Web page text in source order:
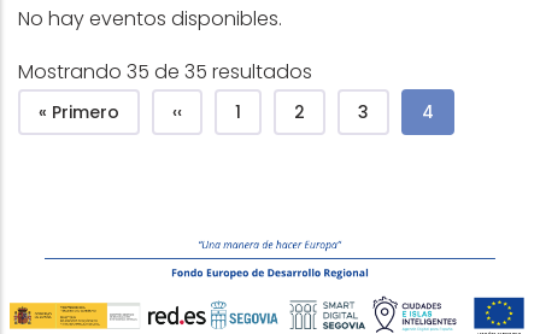
No hay eventos disponibles.
Mostrando 35 de 35 resultados
Pagination
Première page
« Primero Page précédente
‹‹ Página
1 Página
2 Página
3 Page
4